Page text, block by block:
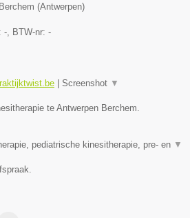
Berchem (Antwerpen)
- , BTW-nr: -
| Screenshot ▼
te Antwerpen Berchem.
pediatrische kinesitherapie, pre- en ▼